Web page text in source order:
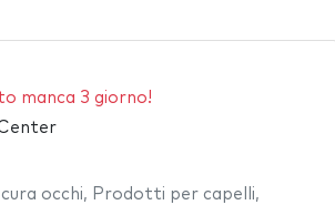
manca 3 giorno!
occhi, Prodotti per capelli,